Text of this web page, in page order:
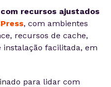
recursos ajustados
, com ambientes
recursos de cache,
facilitada, em
para lidar com